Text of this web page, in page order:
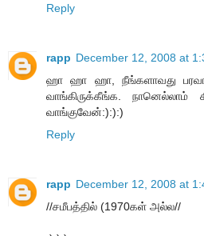
Reply
rapp December 12, 2008 at
ஹா ஹா ஹா, நீங்களாவது
வாங்கிருக்கீங்க. நானெல்லாம்
வாங்குவேன்:):):)
Reply
rapp December 12, 2008 at
//சமீபத்தில் (1970கள் அல்ல//